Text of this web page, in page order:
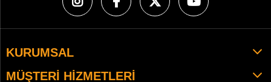
KURUMSAL
MÜŞTERI HIZMETLERI